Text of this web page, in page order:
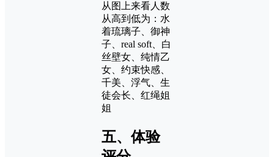
从图上来看人数
从高到低为：水
着琉璃子、御神
子、real soft、白
丝壁女、纯情乙
女、约束快感、
千美、浮气、生
徒会长、红绳姐
姐
五、体验